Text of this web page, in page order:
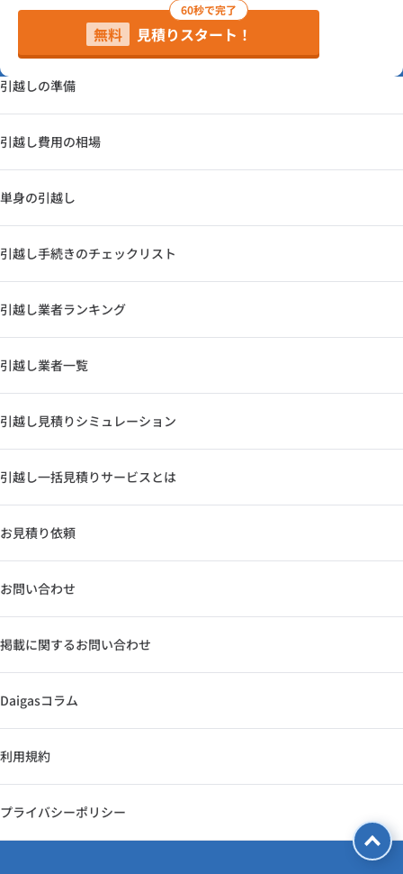
60秒で完了
無料 見積りスタート！
引越しの準備
引越し費用の相場
単身の引越し
引越し手続きのチェックリスト
引越し業者ランキング
引越し業者一覧
引越し見積りシミュレーション
引越し一括見積りサービスとは
お見積り依頼
お問い合わせ
掲載に関するお問い合わせ
Daigasコラム
利用規約
プライバシーポリシー